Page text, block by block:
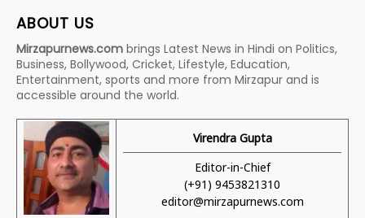
ABOUT US
Mirzapurnews.com brings Latest News in Hindi on Politics,
Business, Bollywood, Cricket, Lifestyle, Education,
Entertainment, sports and more from Mirzapur and is
accessible around the world.
Virendra Gupta
Editor-in-Chief
(+91) 9453821310
editor@mirzapurnews.com